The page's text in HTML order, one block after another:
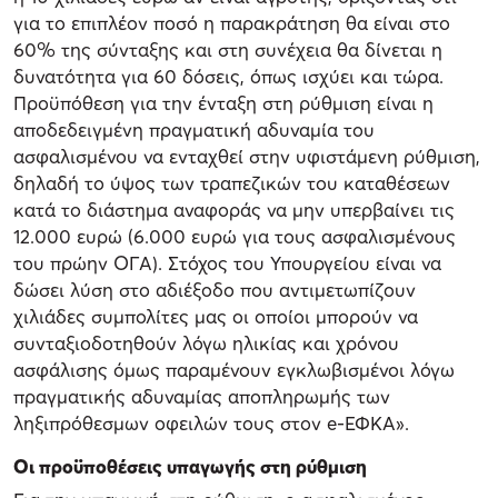
για το επιπλέον ποσό η παρακράτηση θα είναι στο
60% της σύνταξης και στη συνέχεια θα δίνεται η
δυνατότητα για 60 δόσεις, όπως ισχύει και τώρα.
Προϋπόθεση για την ένταξη στη ρύθμιση είναι η
αποδεδειγμένη πραγματική αδυναμία του
ασφαλισμένου να ενταχθεί στην υφιστάμενη ρύθμιση,
δηλαδή το ύψος των τραπεζικών του καταθέσεων
κατά το διάστημα αναφοράς να μην υπερβαίνει τις
12.000 ευρώ (6.000 ευρώ για τους ασφαλισμένους
του πρώην ΟΓΑ). Στόχος του Υπουργείου είναι να
δώσει λύση στο αδιέξοδο που αντιμετωπίζουν
χιλιάδες συμπολίτες μας οι οποίοι μπορούν να
συνταξιοδοτηθούν λόγω ηλικίας και χρόνου
ασφάλισης όμως παραμένουν εγκλωβισμένοι λόγω
πραγματικής αδυναμίας αποπληρωμής των
ληξιπρόθεσμων οφειλών τους στον e-ΕΦΚΑ».
Οι προϋποθέσεις υπαγωγής στη ρύθμιση